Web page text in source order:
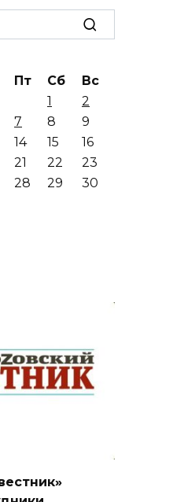
Пт Сб
Вс
1
2
7 8
9
14 15
16
21 22
23
28 29
30